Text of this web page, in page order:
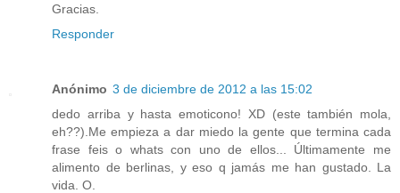
Gracias.
Responder
Anónimo 3 de diciembre de 2012 a las 15:02
dedo arriba y hasta emoticono! XD (este también mola,
eh??).Me empieza a dar miedo la gente que termina cada
frase feis o whats con uno de ellos... Últimamente me
alimento de berlinas, y eso q jamás me han gustado. La
vida. O.